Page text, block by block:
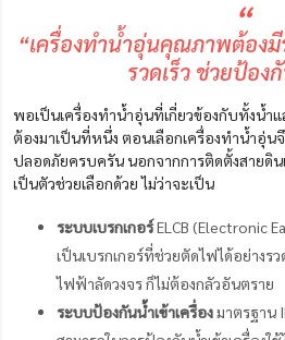
“
“เครื่องทำน้ำอุ่นคุณภาพต้องมี
รวดเร็ว ช่วยป้อง
พอเป็นเครื่องทำน้ำอุ่นที่เกี่ยวข้องกับทั้งน้ำ
ต้องมาเป็นที่หนึ่ง ตอนเลือกเครื่องทำน้ำอุ่
ปลอดภัยครบครัน นอกจากการติดตั้งสายดิ
เป็นตัวช่วยเลือกด้วย ไม่ว่าจะเป็น
ระบบเบรกเกอร์ELCB (Electronic
เป็นเบรกเกอร์ที่ช่วยตัดไฟได้อย่างรว
ไฟฟ้าลัดวงจร ก็ไม่ต้องกลัวอันตราย
ระบบป้องกันน้ำเข้าเครื่องมาตรฐาน